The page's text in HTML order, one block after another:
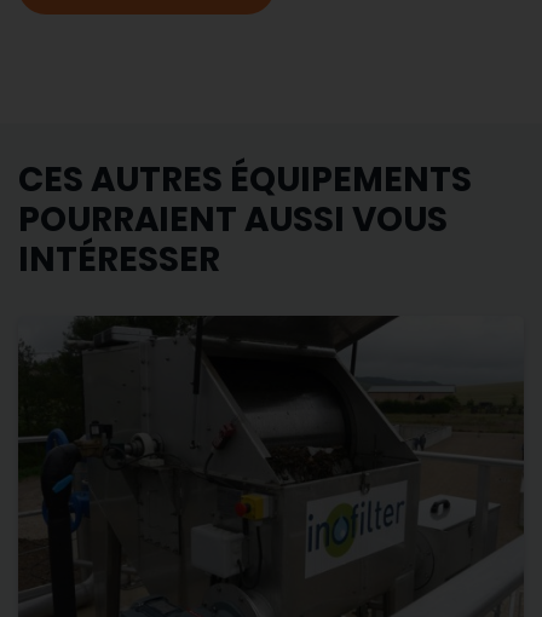
CES AUTRES ÉQUIPEMENTS
POURRAIENT AUSSI VOUS
INTÉRESSER